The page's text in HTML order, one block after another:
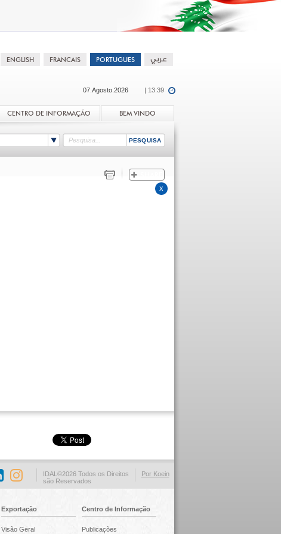
07.Agosto.2026 | 13:39
CENTRO DE INFORMAÇÃO BEM VINDO
Por Koein
IDAL©2026 Todos os Direitos
são Reservados
Exportação
Visão Geral
Centro de Informação
Publicações